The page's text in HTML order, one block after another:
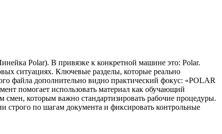
Polar). В привязке к конкретной машине это: Polar.
ситуациях. Ключевые разделы, которые реально
файла дополнительно видно практический фокус: «POLAR
помогает использовать материал как обучающий
смен, которым важно стандартизировать рабочие процедуры.
строго по шагам документа и фиксировать контрольные